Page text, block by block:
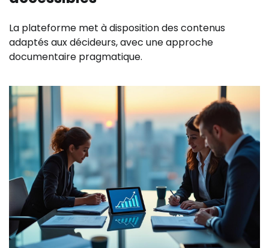
La plateforme met à disposition des contenus
adaptés aux décideurs, avec une approche
documentaire pragmatique.